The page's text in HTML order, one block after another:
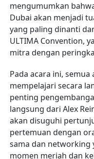
mengumumkan
Dubai akan menjadi
yang paling dinanti
ULTIMA Convention,
mitra dengan
Pada acara ini,
mempelajari secara
penting
langsung dari Alex
akan disuguhi
pertemuan dengan
sama dan networking
momen meriah dan